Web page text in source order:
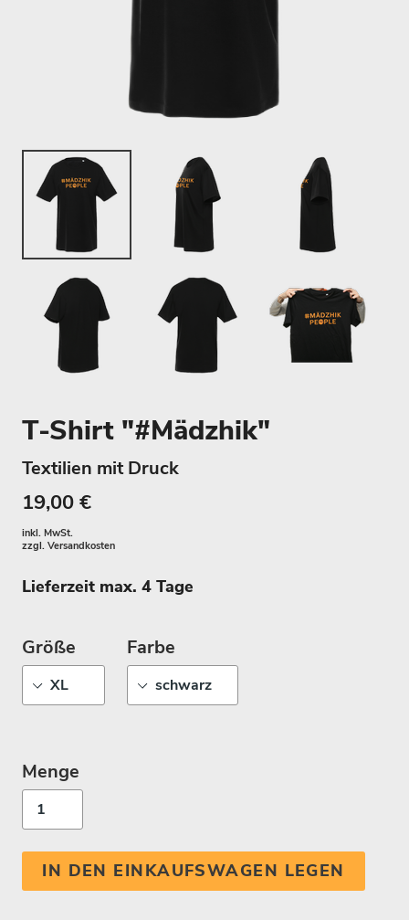
T-Shirt "#Mädzhik"
Textilien mit Druck
19,00 €
inkl. MwSt.
zzgl. Versandkosten
Lieferzeit max. 4 Tage
Größe Farbe
Menge
IN DEN EINKAUFSWAGEN LEGEN